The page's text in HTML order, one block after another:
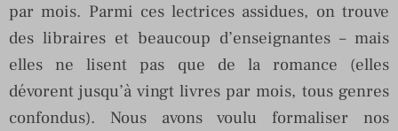
par mois. Parmi ces lectrices assidues, on trouve
des libraires et beaucoup d’enseignantes – mais
elles ne lisent pas que de la romance (elles
dévorent jusqu’à vingt livres par mois, tous genres
confondus). Nous avons voulu formaliser nos